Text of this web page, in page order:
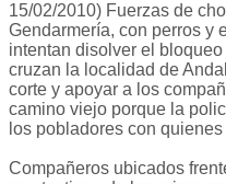
15/02/2010) Fuerzas de
Gendarmería, con perros y
intentan disolver el
cruzan la localidad de
corte y apoyar a los
camino viejo porque la
los pobladores con
Compañeros ubicados